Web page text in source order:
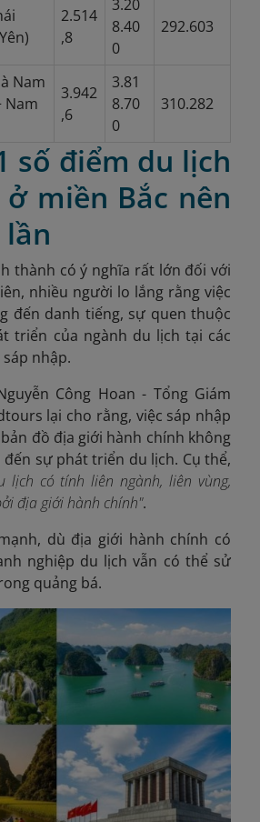
2.514
,8
3.20
8.40
0
292.603
Nam
Nam
3.942
,6
3.81
8.70
0
310.282
số điểm du lịch
miền Bắc nên
thành có ý nghĩa rất lớn đối với
nhiều người lo lắng rằng việc
đến danh tiếng, sự quen thuộc
triển của ngành du lịch tại các
nhập.
Công Hoan - Tổng Giám
lại cho rằng, việc sáp nhập
đồ địa giới hành chính không
sự phát triển du lịch. Cụ thể,
lịch có tính liên ngành, liên vùng,
địa giới hành chính".
dù địa giới hành chính có
nghiệp du lịch vẫn có thể sử
quảng bá.